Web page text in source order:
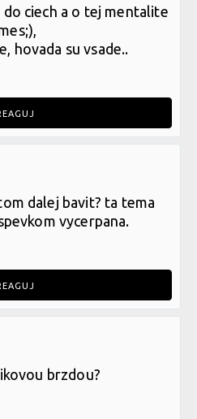
ciech a o tej mentalite
hovada su vsade..
dalej bavit? ta tema
vycerpana.
brzdou?